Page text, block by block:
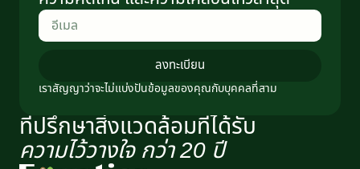
ที่ปรึกษาสิ่งแวดล้อมที่ได้รับ
ความไว้วางใจ กว่า 20 ปี​
ลงทะเบียน
เราสัญญาว่าจะไม่แบ่งปันข้อมูลของคุณกับบุคคลที่สาม